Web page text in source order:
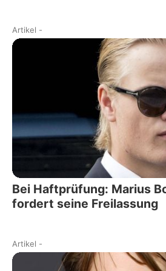
Artikel -
Bei Haftprüfung: Marius
fordert seine Freilassung
Artikel -